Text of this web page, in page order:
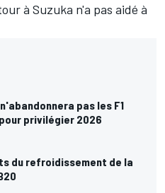
à Suzuka n'a pas aidé à
pas les F1
privilégier 2026
du refroidissement de la